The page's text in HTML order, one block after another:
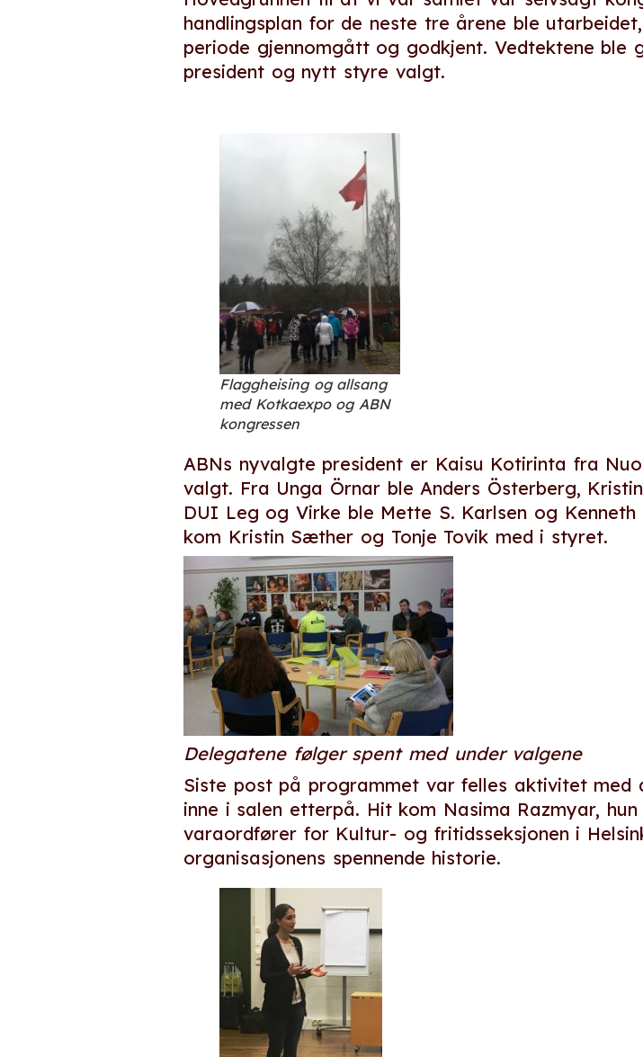
handlingsplan for de neste tre årene ble
periode gjennomgått og godkjent. Vedtektene ble
president og nytt styre valgt.
Flaggheising og allsang
med Kotkaexpo og ABN
kongressen
ABNs nyvalgte president er Kaisu Kotirinta fra
valgt. Fra Unga Örnar ble Anders Österberg,
DUI Leg og Virke ble Mette S. Karlsen og
kom Kristin Sæther og Tonje Tovik med i styret.
Delegatene følger spent med under valgene
Siste post på programmet var felles aktivitet med
inne i salen etterpå. Hit kom Nasima Razmyar,
varaordfører for Kultur- og fritidsseksjonen i
organisasjonens spennende historie.